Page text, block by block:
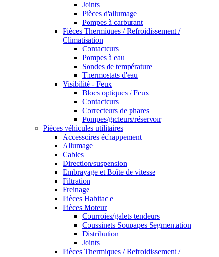
Joints
Pièces d'allumage
Pompes à carburant
Pièces Thermiques / Refroidissement /
Climatisation
Contacteurs
Pompes à eau
Sondes de température
Thermostats d'eau
Visibilité - Feux
Blocs optiques / Feux
Contacteurs
Correcteurs de phares
Pompes/gicleurs/réservoir
Pièces véhicules utilitaires
Accessoires échappement
Allumage
Cables
Direction/suspension
Embrayage et Boîte de vitesse
Filtration
Freinage
Pièces Habitacle
Pièces Moteur
Courroies/galets tendeurs
Coussinets Soupapes Segmentation
Distribution
Joints
Pièces Thermiques / Refroidissement /